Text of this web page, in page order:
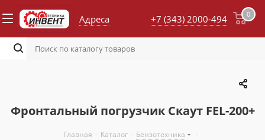
Адреса 0
+7 (343) 2000-494
Фронтальный погрузчик Скаут FEL-200+
Главная - Каталог - Бензотехника
-